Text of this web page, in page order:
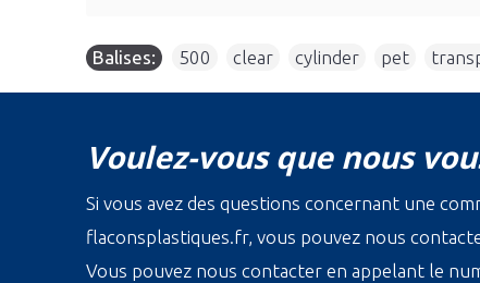
Balises: 500 clear cylinder pet
Voulez-vous que nous
Si vous avez des questions concernant une
flaconsplastiques.fr, vous pouvez nous
Vous pouvez nous contacter en appelant le